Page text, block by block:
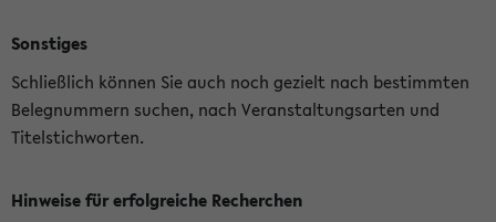
Sonstiges
Schließlich können Sie auch noch gezielt nach bestimmten
Belegnummern suchen, nach Veranstaltungsarten und
Titelstichworten.
Hinweise für erfolgreiche Recherchen